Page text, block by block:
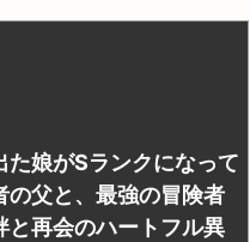
た娘がSランクになって
の父と、最強の冒険者
と再会のハートフル異